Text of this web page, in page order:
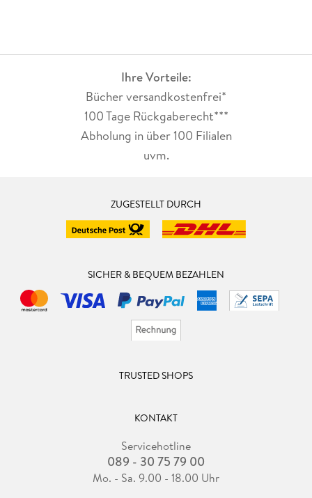
Ihre Vorteile:
Bücher versandkostenfrei*
100 Tage Rückgaberecht***
Abholung in über 100 Filialen
uvm.
ZUGESTELLT DURCH
SICHER & BEQUEM BEZAHLEN
TRUSTED SHOPS
KONTAKT
Servicehotline
089 - 30 75 79 00
Mo. - Sa. 9.00 - 18.00 Uhr